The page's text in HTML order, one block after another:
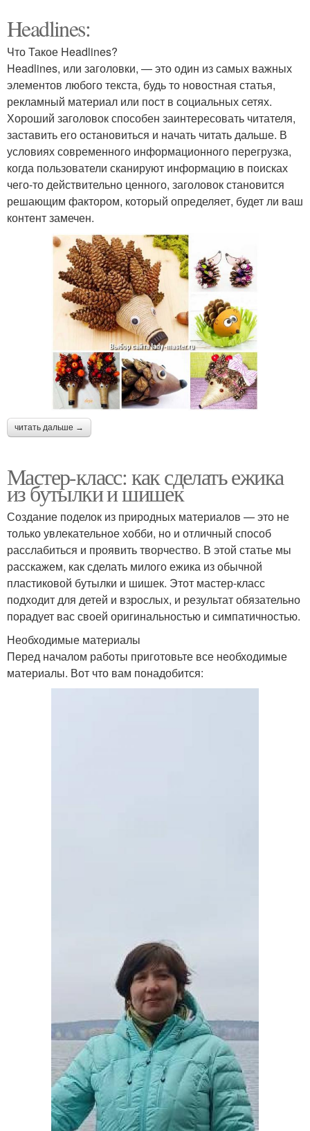
Headlines:
Что Такое Headlines?
Headlines, или заголовки, — это один из самых важных
элементов любого текста, будь то новостная статья,
рекламный материал или пост в социальных сетях.
Хороший заголовок способен заинтересовать читателя,
заставить его остановиться и начать читать дальше. В
условиях современного информационного перегрузка,
когда пользователи сканируют информацию в поисках
чего-то действительно ценного, заголовок становится
решающим фактором, который определяет, будет ли ваш
контент замечен.
читать дальше →
Мастер-класс: как сделать ежика
из бутылки и шишек
Создание поделок из природных материалов — это не
только увлекательное хобби, но и отличный способ
расслабиться и проявить творчество. В этой статье мы
расскажем, как сделать милого ежика из обычной
пластиковой бутылки и шишек. Этот мастер-класс
подходит для детей и взрослых, и результат обязательно
порадует вас своей оригинальностью и симпатичностью.
Необходимые материалы
Перед началом работы приготовьте все необходимые
материалы. Вот что вам понадобится: